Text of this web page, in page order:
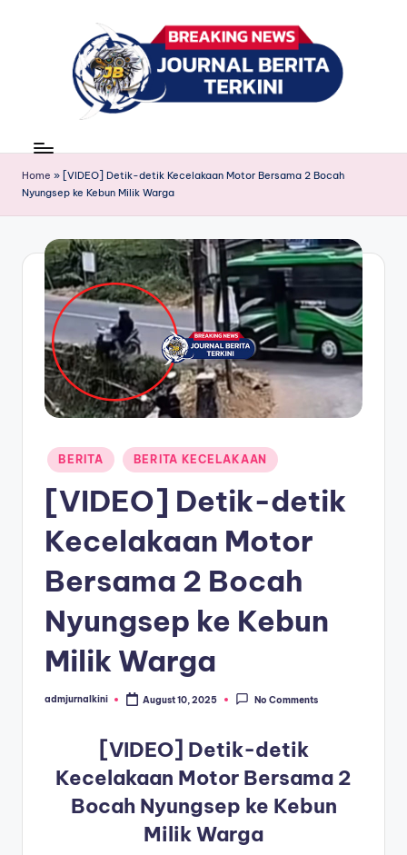
r
n
a
B
ri
news
Home » [VIDEO] Detik-detik Kecelakaan Motor Bersama 2 Bocah
Nyungsep ke Kebun Milik Warga
Posted
in
BERITA BERITA KECELAKAAN
[VIDEO] Detik-detik
Kecelakaan Motor
Bersama 2 Bocah
Nyungsep ke Kebun
Milik Warga
Posted
admjurnalkini August 10, 2025 No Comments
[VIDEO] Detik-detik
Kecelakaan Motor Bersama 2
Bocah Nyungsep ke Kebun
Milik Warga